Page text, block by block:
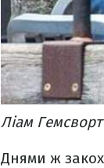
Ліам
Днями ж